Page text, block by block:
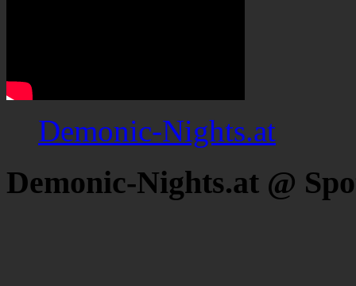
Demonic-Nights.at
Demonic-Nights.at @